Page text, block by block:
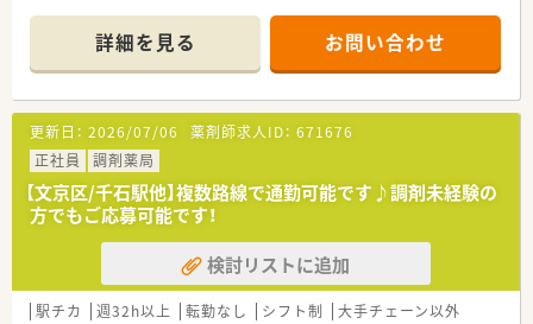
【店舗情報と応需状況について】
■東京メトロ有楽町線「江戸川橋駅」から徒歩わずか1分と通勤
に至便です。
■応需科目は耳鼻科と婦人科が中心で、専門知識を深めたい方に
最適です。
■1日の処方箋は約80枚で、薬剤師2名と事務員1名でゆとりをも
って対応します。
【法人特徴について】
■経営者が薬剤師のため、現場で働くスタッフの声を何よりも大
切にしています。
■「親しみやすい調剤薬局」をコンセプトに、地域医療への貢献
を目指しています。
詳細を見る お問い合わせ
更新日： 2026/07/06 薬剤師求人ID： 671676
正社員
調剤薬局
【文京区/千石駅他】複数路線で通勤可能です♪調剤未経験の
方でもご応募可能です！
検討リストに追加
駅チカ 週32h以上 転勤なし シフト制 大手チェーン以外